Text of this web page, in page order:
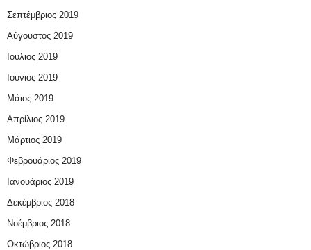
Σεπτέμβριος 2019
Αύγουστος 2019
Ιούλιος 2019
Ιούνιος 2019
Μάιος 2019
Απρίλιος 2019
Μάρτιος 2019
Φεβρουάριος 2019
Ιανουάριος 2019
Δεκέμβριος 2018
Νοέμβριος 2018
Οκτώβριος 2018